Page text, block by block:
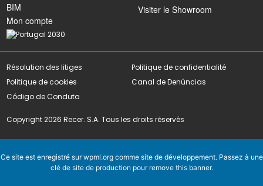
BIM
Mon compte
Visiter le Showroom
Résolution des litiges
Politique de confidentialité
Politique de cookies
Canal de Denúncias
Código de Conduta
Copyright 2026 Recer. S.A. Tous les droits réservés
Ce site est enregistré surwpml.orgcomme site de développement. Passez à une
clé de site de production pour remove this banner.